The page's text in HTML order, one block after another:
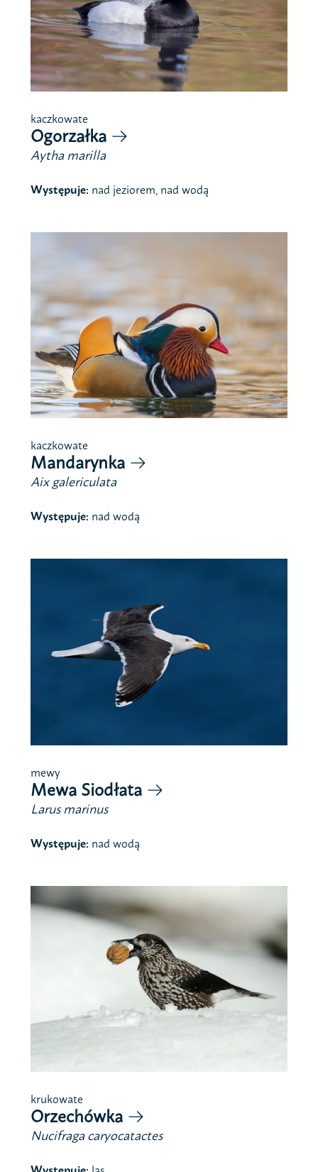
kaczkowate
Ogorzałka
Aytha marilla
Występuje: nad jeziorem, nad wodą
kaczkowate
Mandarynka
Aix galericulata
Występuje: nad wodą
mewy
Mewa Siodłata
Larus marinus
Występuje: nad wodą
krukowate
Orzechówka
Nucifraga caryocatactes